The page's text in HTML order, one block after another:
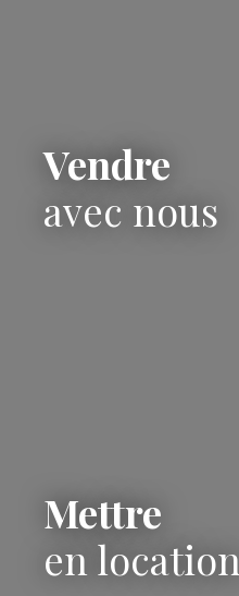
Vendre
avec nous
Mettre
en location